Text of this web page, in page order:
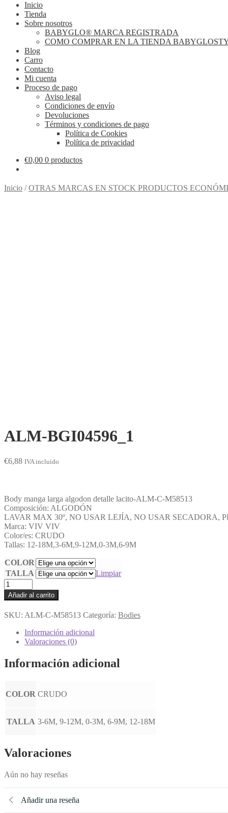
Inicio
Tienda
Sobre nosotros
BABYGLO® MARCA REGISTRADA
COMO COMPRAR EN LA TIENDA
Blog
Carro
Contacto
Mi cuenta
Proceso de pago
Aviso legal
Condiciones de envío
Devoluciones
Términos y condiciones de pago
Política de Cookies
Política de privacidad
€0,00 0 productos
Inicio /OTRAS MARCAS EN STOCK PRODUCTOS
ALM-BGI04596_1
€6,88 IVA incluido
Body manga larga algodon detalle lacito-ALM-C-M58513
Composición: ALGODÓN
LAVAR MAX 30º, NO USAR LEJÍA, NO USAR SECADORA,
Marca: VIV VIV
Color/es: CRUDO
Tallas: 12-18M,3-6M,9-12M,0-3M,6-9M
COLOR
TALLA
Limpiar
ALM-
BGI04596_1
cantidad
Añadir al carrito
SKU: ALM-C-M58513 Categoría: Bodies
Información adicional
Valoraciones (0)
Información adicional
COLOR CRUDO
TALLA 3-6M, 9-12M, 0-3M, 6-9M, 12-18M
Valoraciones
Aún no hay reseñas
Añadir una reseña